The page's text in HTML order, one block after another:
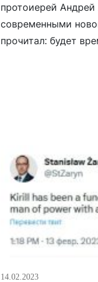
протоиерей
современными
прочитал: будет
14.02.2023